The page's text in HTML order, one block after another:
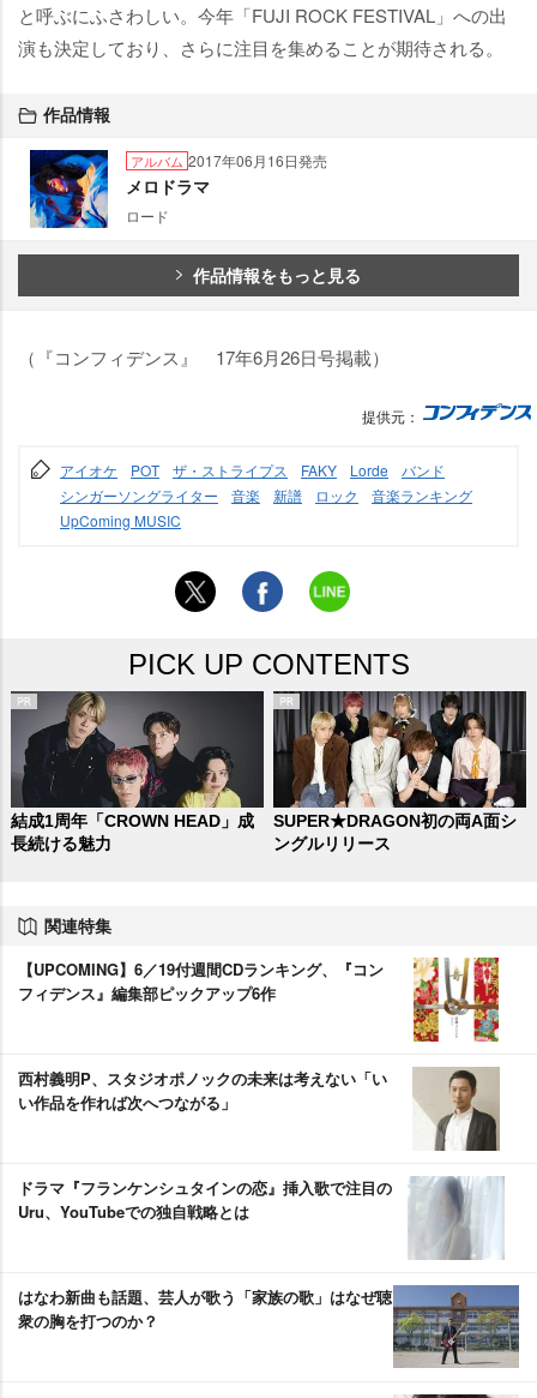
と呼ぶにふさわしい。今年「FUJI ROCK FESTIVAL」への出
演も決定しており、さらに注目を集めることが期待される。
作品情報
アルバム 2017年06月16日発売
メロドラマ
ロード
作品情報をもっと見る
（『コンフィデンス』 17年6月26日号掲載）
提供元：
アイオケ POT ザ・ストライプス FAKY Lorde
バンド
シンガーソングライター
音楽 新譜 ロック
音楽ランキング
UpComing MUSIC
PICK UP CONTENTS
結成1周年「CROWN HEAD」成
長続ける魅力
SUPER★DRAGON初の両A面シ
ングルリリース
関連特集
【UPCOMING】6／19付週間CDランキング、『コン
フィデンス』編集部ピックアップ6作
西村義明P、スタジオポノックの未来は考えない「い
い作品を作れば次へつながる」
ドラマ『フランケンシュタインの恋』挿入歌で注目の
Uru、YouTubeでの独自戦略とは
はなわ新曲も話題、芸人が歌う「家族の歌」はなぜ聴
衆の胸を打つのか？